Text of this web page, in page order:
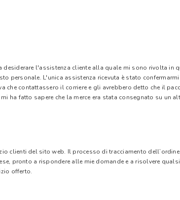
desiderare l'assistenza cliente alla quale mi sono rivolta
personale. L'unica assistenza ricevuta è stato
che contattassero il corriere e gli avrebbero detto che il
ha fatto sapere che la merce era stata consegnato su un
clienti del sito web. Il processo di tracciamento
pronto a rispondere alle mie domande e a risolvere
offerto.